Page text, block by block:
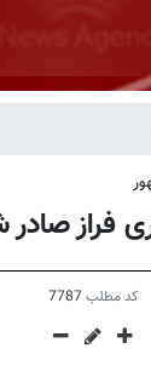
فراز
کد مطلب 7787